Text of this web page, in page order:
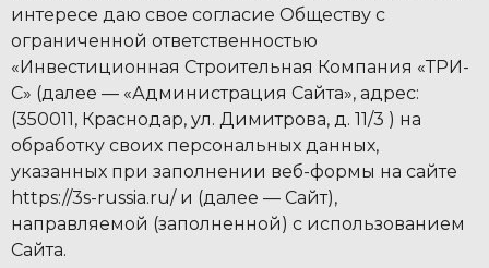
интересе даю свое согласие Обществу с
ограниченной ответственностью
«Инвестиционная Строительная Компания «ТРИ-
С» (далее — «Администрация Сайта», адрес:
(350011, Краснодар, ул. Димитрова, д. 11/3 ) на
обработку своих персональных данных,
указанных при заполнении веб-формы на сайте
https://3s-russia.ru/ и (далее — Сайт),
направляемой (заполненной) с использованием
Сайта.